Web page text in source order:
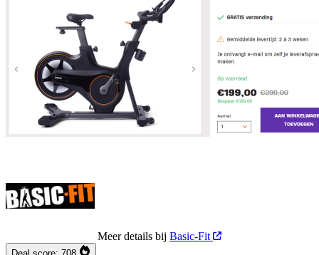
Meer details bij Basic-Fit